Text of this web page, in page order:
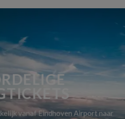
vanaf Eindhoven Airport naar